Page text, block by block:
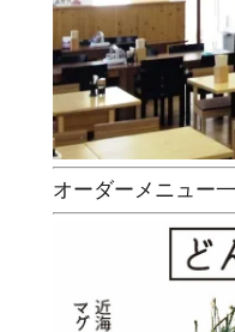
オーダーメニュー